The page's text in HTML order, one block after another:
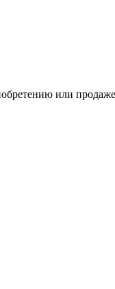
или